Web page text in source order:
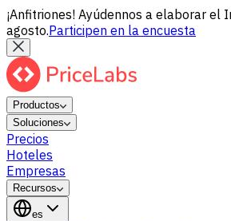
¡Anfitriones! Ayúdennos a elaborar
agosto.Participen en la encuesta
Productos
Soluciones
Precios
Hoteles
Empresas
Recursos
es